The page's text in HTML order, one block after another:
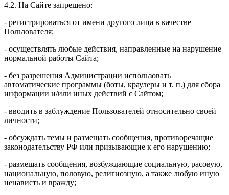
4.2. На Сайте запрещено:
- регистрироваться от имени другого лица в качестве
Пользователя;
- осуществлять любые действия, направленные на нарушение
нормальной работы Сайта;
- без разрешения Администрации использовать
автоматические программы (боты, краулеры и т. п.) для сбора
информации и/или иных действий с Сайтом;
- вводить в заблуждение Пользователей относительно своей
личности;
- обсуждать темы и размещать сообщения, противоречащие
законодательству РФ или призывающие к его нарушению;
- размещать сообщения, возбуждающие социальную, расовую,
национальную, половую, религиозную, а также любую иную
ненависть и вражду;